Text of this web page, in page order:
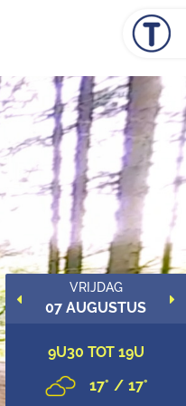
VRIJDAG
07 AUGUSTUS
9U30 TOT 19U
17 / 17